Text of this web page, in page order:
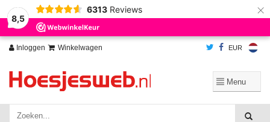
8,5
6313 Reviews ×
Inloggen Winkelwagen EUR
Wij slaan cookies op om onze website te verbeteren. Is dat akkoord?
Ja
Nee